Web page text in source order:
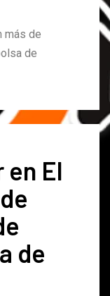
más de
de
en El
de